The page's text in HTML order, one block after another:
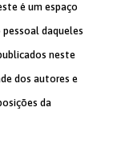
é um espaço
daqueles
neste
dos autores e
da